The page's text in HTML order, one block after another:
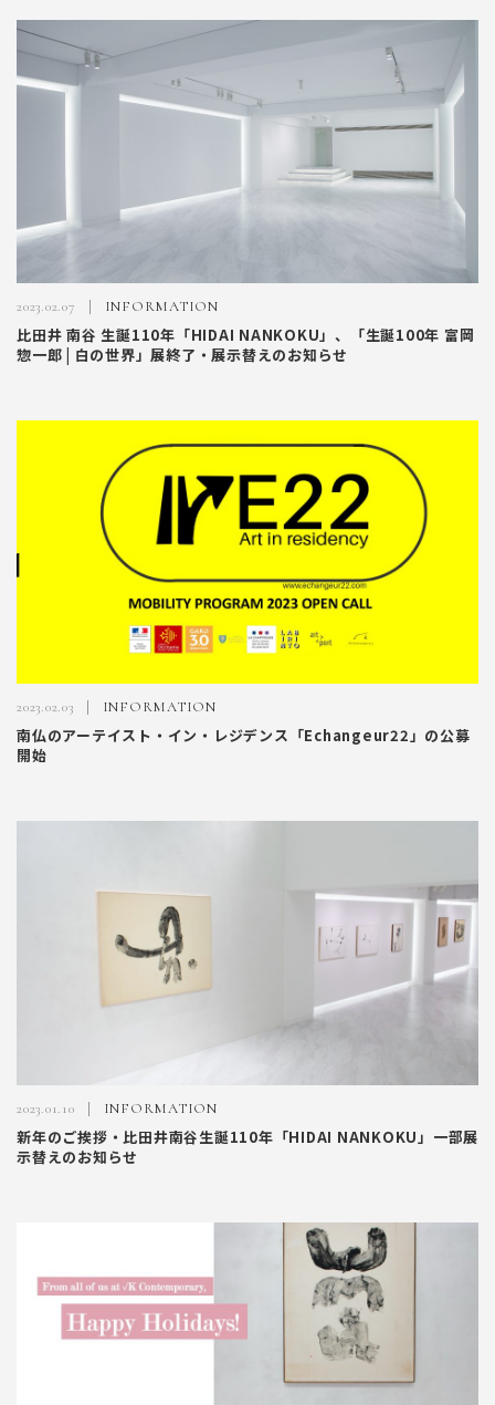
2023.02.07 INFORMATION
比田井 南谷 生誕110年「HIDAI NANKOKU」、「生誕100年 富岡
惣一郎 | 白の世界」展終了・展示替えのお知らせ
2023.02.03 INFORMATION
南仏のアーテイスト・イン・レジデンス「Echangeur22」の公募
開始
2023.01.10 INFORMATION
新年のご挨拶・比田井南谷生誕110年「HIDAI NANKOKU」一部展
示替えのお知らせ